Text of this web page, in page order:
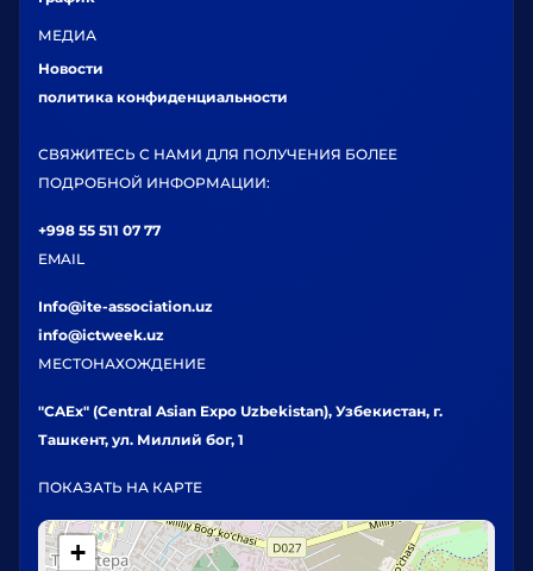
МЕДИА
Новости
политика конфиденциальности
СВЯЖИТЕСЬ С НАМИ ДЛЯ ПОЛУЧЕНИЯ БОЛЕЕ
ПОДРОБНОЙ ИНФОРМАЦИИ:
+998 55 511 07 77
EMAIL
Info@ite-association.uz
info@ictweek.uz
МЕСТОНАХОЖДЕНИЕ
"CAEx" (Central Asian Expo Uzbekistan), Узбекистан, г.
Ташкент, ул. Миллий бог, 1
ПОКАЗАТЬ НА КАРТЕ
+